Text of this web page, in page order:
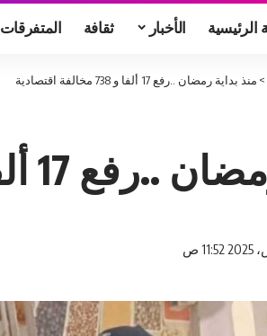
الرئيسية الأخبار ثقافة المتفرقات
> منذ بداية رمضان ..رفع 17 ألفا و 738 مخالفة اقتصادية
و 738 مخالفة اقتصادية